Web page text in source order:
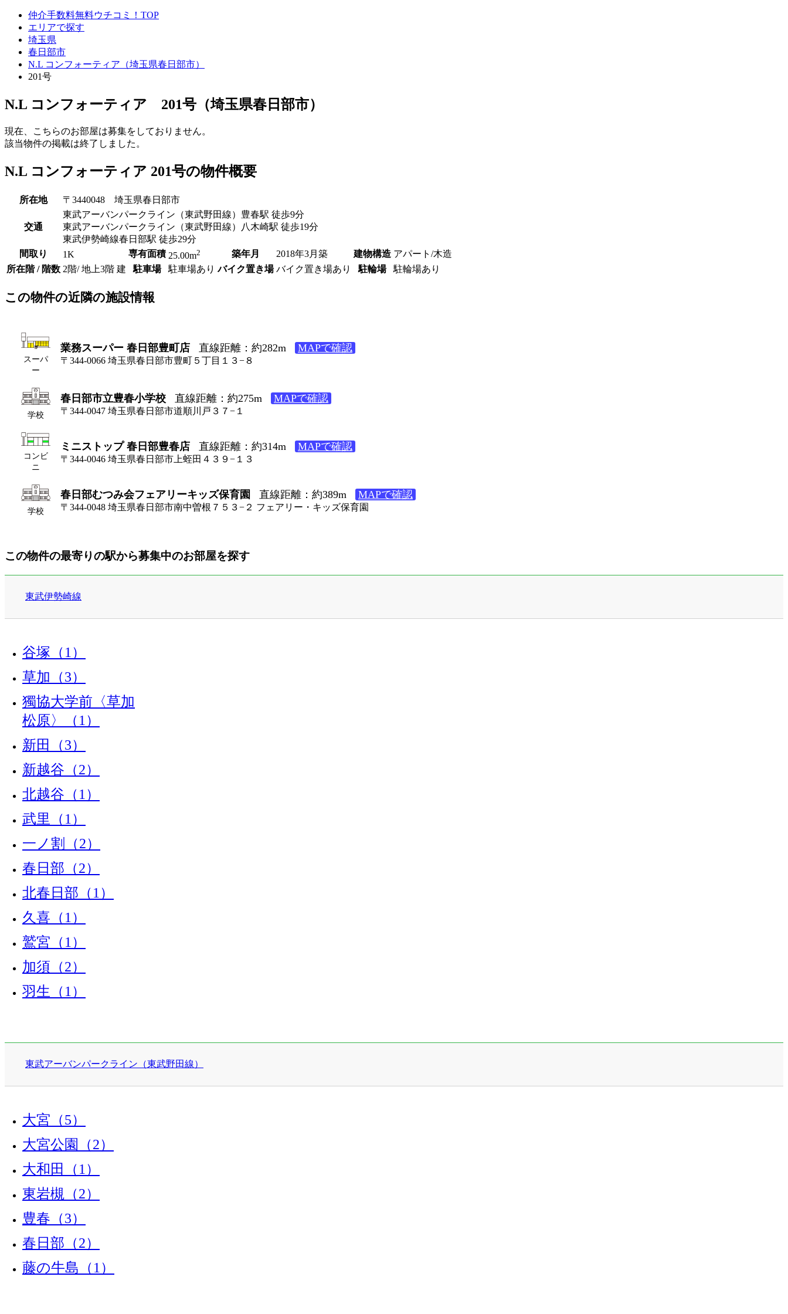
仲介手数料無料ウチコミ！TOP
エリアで探す
埼玉県
春日部市
N.L コンフォーティア（埼玉県春日部市）
201号
N.L コンフォーティア 201号（埼玉県春日部市）
現在、こちらのお部屋は募集をしておりません。
該当物件の掲載は終了しました。
N.L コンフォーティア 201号の物件概要
所在地 〒3440048 埼玉県春日部市
交通
東武アーバンパークライン（東武野田線）豊春駅 徒歩9分
東武アーバンパークライン（東武野田線）八木崎駅 徒歩19分
東武伊勢崎線春日部駅 徒歩29分
間取り
1K 専有面積 25.00m2 築年月 2018年3月築 建物構造 アパート/木造
所在階 / 階数 2階/ 地上3階 建 駐車場 駐車場あり バイク置き場 バイク置き場あり 駐輪場 駐輪場あり
この物件の近隣の施設情報
スーパ
ー
業務スーパー 春日部豊町店 直線距離：約282m MAPで確認
〒344-0066 埼玉県春日部市豊町５丁目１３−８
学校
春日部市立豊春小学校 直線距離：約275m MAPで確認
〒344-0047 埼玉県春日部市道順川戸３７−１
コンビ
ニ
ミニストップ 春日部豊春店 直線距離：約314m MAPで確認
〒344-0046 埼玉県春日部市上蛭田４３９−１３
学校
春日部むつみ会フェアリーキッズ保育園 直線距離：約389m MAPで確認
〒344-0048 埼玉県春日部市南中曽根７５３−２ フェアリー・キッズ保育園
この物件の最寄りの駅から募集中のお部屋を探す
東武伊勢崎線
谷塚（1）
草加（3）
獨協大学前〈草加
松原〉（1）
新田（3）
新越谷（2）
北越谷（1）
武里（1）
一ノ割（2）
春日部（2）
北春日部（1）
久喜（1）
鷲宮（1）
加須（2）
羽生（1）
東武アーバンパークライン（東武野田線）
大宮（5）
大宮公園（2）
大和田（1）
東岩槻（2）
豊春（3）
春日部（2）
藤の牛島（1）